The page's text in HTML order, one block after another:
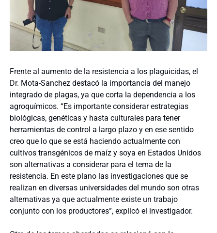
Frente al aumento de la resistencia a los plaguicidas, el
Dr. Mota-Sanchez destacó la importancia del manejo
integrado de plagas, ya que corta la dependencia a los
agroquímicos. “Es importante considerar estrategias
biológicas, genéticas y hasta culturales para tener
herramientas de control a largo plazo y en ese sentido
creo que lo que se está haciendo actualmente con
cultivos transgénicos de maíz y soya en Estados Unidos
son alternativas a considerar para el tema de la
resistencia. En este plano las investigaciones que se
realizan en diversas universidades del mundo son otras
alternativas ya que actualmente existe un trabajo
conjunto con los productores”, explicó el investigador.